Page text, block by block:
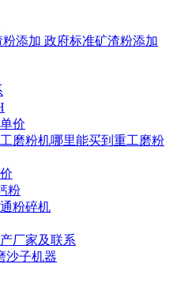
添加 政府标准矿渣粉添加
价
磨粉机哪里能买到重工磨粉
粉
粉碎机
厂家及联系
沙子机器